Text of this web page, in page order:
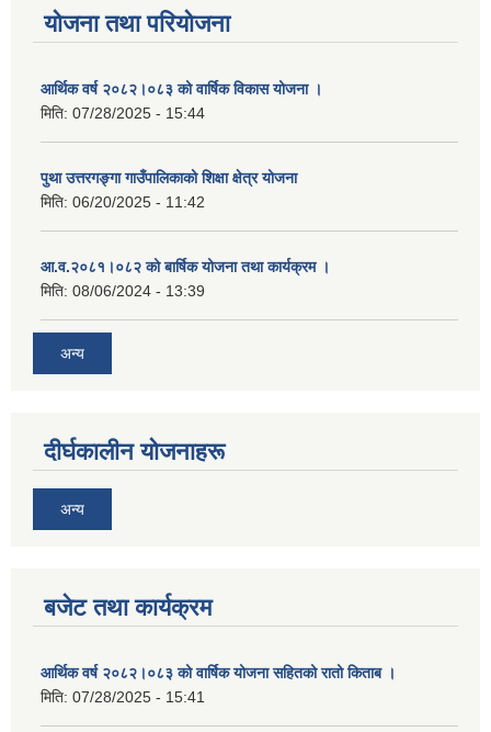
योजना तथा परियोजना
आर्थिक वर्ष २०८२।०८३ को वार्षिक विकास योजना ।
मिति: 07/28/2025 - 15:44
पुथा उत्तरगङ्गा गाउँपालिकाको शिक्षा क्षेत्र योजना
मिति: 06/20/2025 - 11:42
आ.व.२०८१।०८२ को बार्षिक योजना तथा कार्यक्रम ।
मिति: 08/06/2024 - 13:39
अन्य
दीर्घकालीन योजनाहरू
अन्य
बजेट तथा कार्यक्रम
आर्थिक वर्ष २०८२।०८३ को वार्षिक योजना सहितको रातो किताब ।
मिति: 07/28/2025 - 15:41